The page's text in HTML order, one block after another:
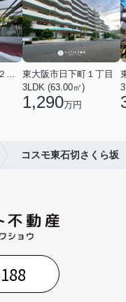
東大阪市日下町１丁目
3LDK (63.00㎡)
1,290万円
コスモ東石切さくら坂